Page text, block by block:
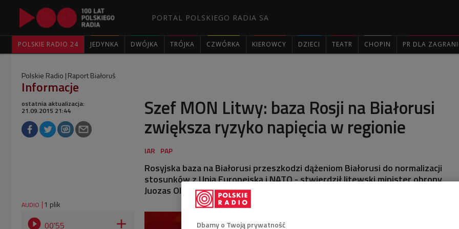
PORTAL POLSKIEGO RADIA SA
POLSKIE RADIO 24 JEDYNKA DWÓJKA TRÓJKA CZWÓRKA KIEROWCY DZIECI TEATR CHOPIN PR DLA
Polskie Radio Raport Białoruś
Informacje
Szef MON Litwy: baza Rosji na Białorusi
zwiększa ryzyko napięcia w regionie
ostatnia aktualizacja:
21.09.2015 21:44
Rosyjska baza na Białorusi przeszkodzi dążeniom Białorusi do normalizacji
stosunków z Unią Europejską i NATO - stwierdził litewski minister obrony
Juozas Olekas, cytowany przez białoruskie media.
AUDIO 1 plik
 00'55  Dbamy o Twoją prywatność